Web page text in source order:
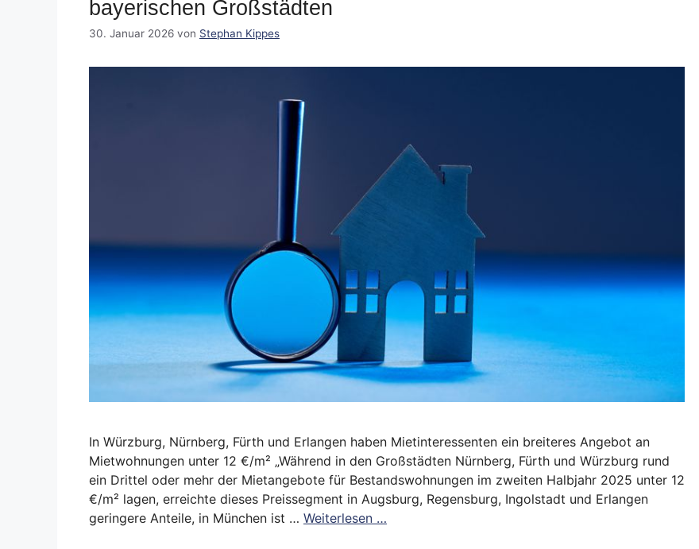
bayerischen Großstädten
30. Januar 2026 von Stephan Kippes
In Würzburg, Nürnberg, Fürth und Erlangen haben Mietinteressenten ein breiteres Angebot an
Mietwohnungen unter 12 €/m² „Während in den Großstädten Nürnberg, Fürth und Würzburg rund
ein Drittel oder mehr der Mietangebote für Bestandswohnungen im zweiten Halbjahr 2025 unter 12
€/m² lagen, erreichte dieses Preissegment in Augsburg, Regensburg, Ingolstadt und Erlangen
geringere Anteile, in München ist … Weiterlesen …